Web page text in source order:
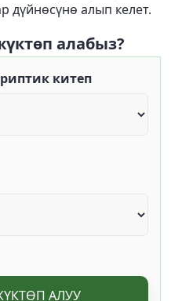
дүйнөсүнө алып келет.
алабыз?
китеп
АЛУУ